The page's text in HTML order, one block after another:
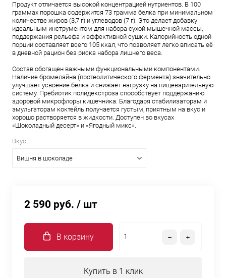
Продукт отличается высокой концентрацией нутриентов. В 100
граммах порошка содержится 73 грамма белка при минимальном
количестве жиров (3,7 г) и углеводов (7 г). Это делает добавку
идеальным инструментом для набора сухой мышечной массы,
поддержания рельефа и эффективной сушки. Калорийность одной
порции составляет всего 105 ккал, что позволяет легко вписать её
в дневной рацион без риска набора лишнего веса.
Состав обогащен важными функциональными компонентами.
Наличие бромелайна (протеолитического фермента) значительно
улучшает усвоение белка и снижает нагрузку на пищеварительную
систему. Пребиотик полидекстроза способствует поддержанию
здоровой микрофлоры кишечника. Благодаря стабилизаторам и
эмульгаторам коктейль получается густым, приятным на вкус и
хорошо растворяется в жидкости. Доступен во вкусах
«Шоколадный десерт» и «Ягодный микс».
Вкус:
Вишня в шоколаде
2 590 руб. / шт
В корзину
Купить в 1 клик